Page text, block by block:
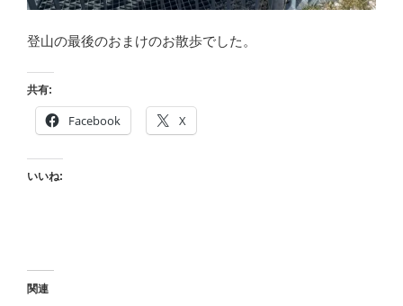
登山の最後のおまけのお散歩でした。
共有:
Facebook X
いいね:
関連